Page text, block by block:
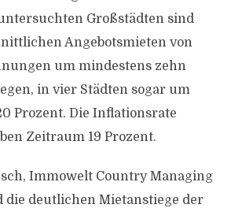
Großstädten sind
Angebotsmieten von
um mindestens zehn
in vier Städten sogar um
Prozent. Die Inflationsrate
Zeitraum 19 Prozent.
Immowelt Country Managing
die deutlichen Mietanstiege der